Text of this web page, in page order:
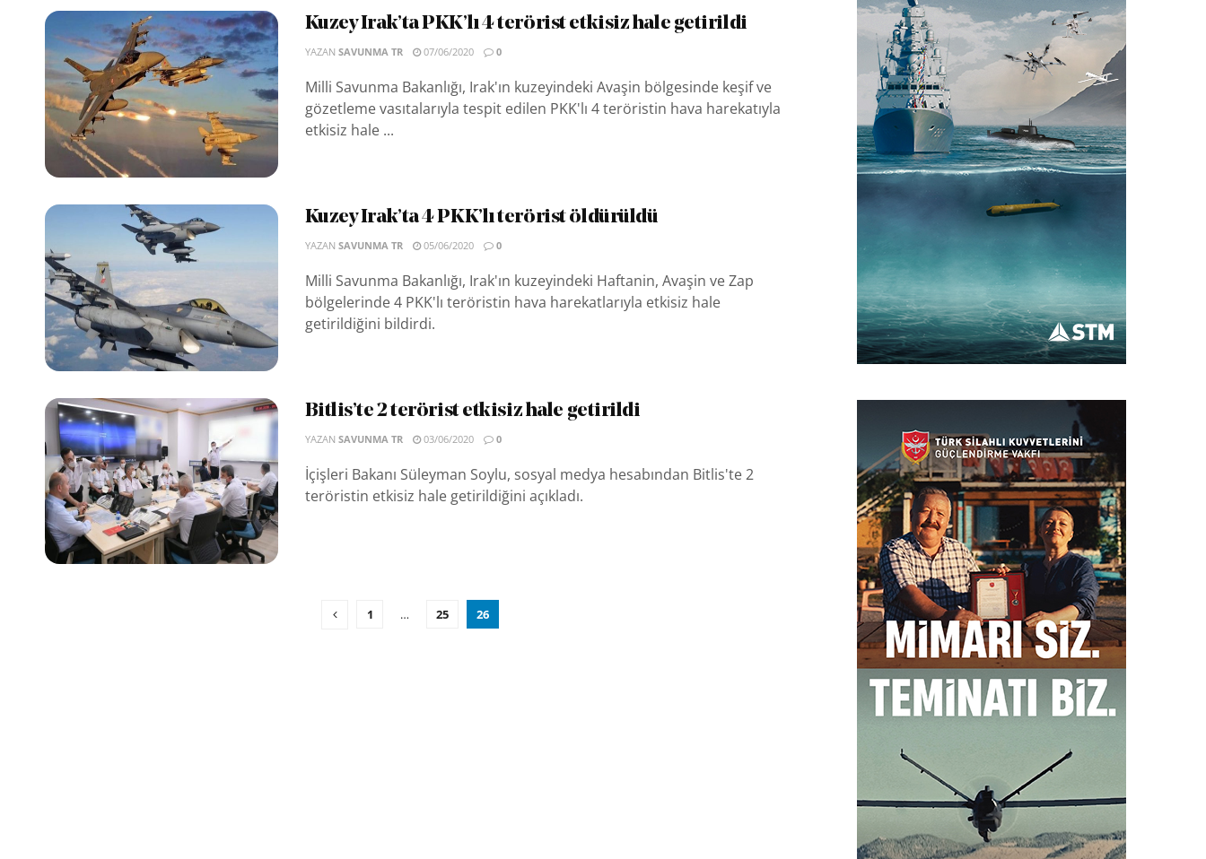
Kuzey Irak’ta PKK’lı 4 terörist etkisiz hale getirildi
YAZAN SAVUNMA TR 07/06/2020 0
Milli Savunma Bakanlığı, Irak'ın kuzeyindeki Avaşin bölgesinde keşif ve
gözetleme vasıtalarıyla tespit edilen PKK'lı 4 teröristin hava harekatıyla
etkisiz hale ...
Kuzey Irak’ta 4 PKK’lı terörist öldürüldü
YAZAN SAVUNMA TR 05/06/2020 0
Milli Savunma Bakanlığı, Irak'ın kuzeyindeki Haftanin, Avaşin ve Zap
bölgelerinde 4 PKK'lı teröristin hava harekatlarıyla etkisiz hale
getirildiğini bildirdi.
Bitlis’te 2 terörist etkisiz hale getirildi
YAZAN SAVUNMA TR 03/06/2020 0
İçişleri Bakanı Süleyman Soylu, sosyal medya hesabından Bitlis'te 2
teröristin etkisiz hale getirildiğini açıkladı.
1 … 25 26